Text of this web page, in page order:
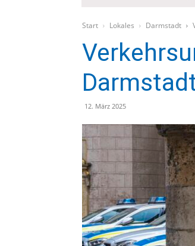
Start Lokales Darmstadt
12. März 2025